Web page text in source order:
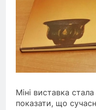
Міні виставка
показати, що